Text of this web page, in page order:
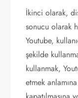
İkinci olarak,
sonucu olarak
Youtube,
şekilde
kullanmak,
etmek